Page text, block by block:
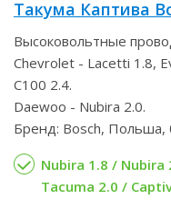
Такума Каптива
Высоковольтные
Chevrolet - Lacetti 1.8,
C100 2.4.
Daewoo - Nubira 2.0.
Бренд: Bosch, Польша,
Nubira 1.8 /
Tacuma 2.0 /